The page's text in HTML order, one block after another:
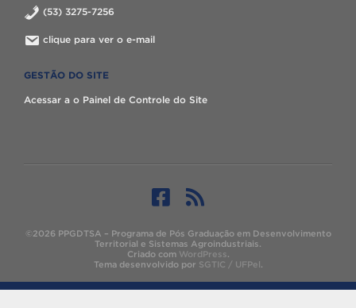
(53) 3275-7256
clique para ver o e-mail
GESTÃO DO SITE
Acessar a o Painel de Controle do Site
©2026 PPGDTSA – Programa de Pós Graduação em Desenvolvimento
Territorial e Sistemas Agroindustriais.
Criado com WordPress.
Tema desenvolvido por SGTIC / UFPel.